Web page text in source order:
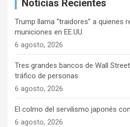
Noticias Recientes
Trump llama “traidores” a quienes
municiones en EE.UU.
6 agosto, 2026
Tres grandes bancos de Wall
tráfico de personas
6 agosto, 2026
El colmo del servilismo japonés
6 agosto, 2026